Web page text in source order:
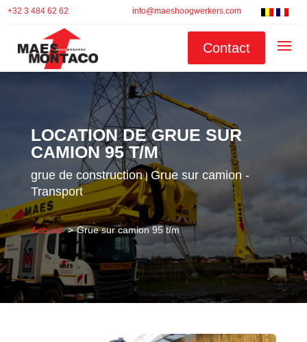
+32 3 484 62 62 info@maeshoogwerkers.com
Contact
LOCATION DE GRUE SUR
CAMION 95 T/M
grue de construction| Grue sur camion -
Transport
Accueil Grue sur camion 95 t/m